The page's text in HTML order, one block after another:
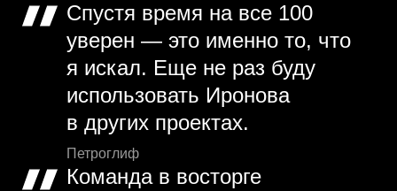
Спустя время на все 100
уверен — это именно то, что
я искал. Еще не раз буду
использовать Иронова
в других проектах.
Петроглиф
Команда в восторге